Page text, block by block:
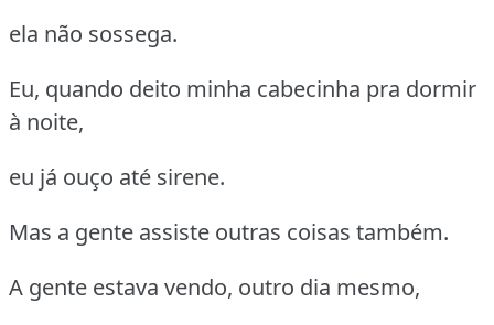
ela não sossega.
Eu, quando deito minha cabecinha pra dormir
à noite,
eu já ouço até sirene.
Mas a gente assiste outras coisas também.
A gente estava vendo, outro dia mesmo,